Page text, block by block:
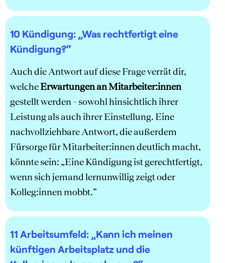
10 Kündigung: „Was rechtfertigt eine
Kündigung?“
Auch die Antwort auf diese Frage verrät dir,
welcheErwartungen an Mitarbeiter:innen
gestellt werden – sowohl hinsichtlich ihrer
Leistung als auch ihrer Einstellung. Eine
nachvollziehbare Antwort, die außerdem
Fürsorge für Mitarbeiter:innen deutlich macht,
könnte sein: „Eine Kündigung ist gerechtfertigt,
wenn sich jemand lernunwillig zeigt oder
Kolleg:innen mobbt.“
11 Arbeitsumfeld: „Kann ich meinen
künftigen Arbeitsplatz und die